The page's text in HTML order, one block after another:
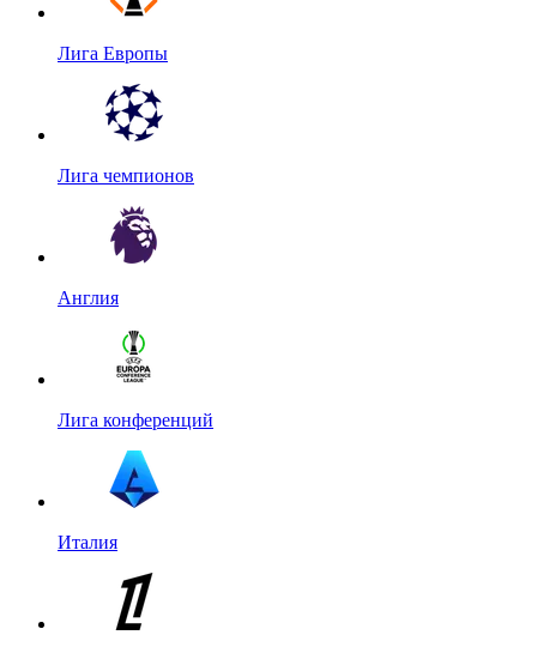
Лига Европы
Лига чемпионов
Англия
Лига конференций
Италия